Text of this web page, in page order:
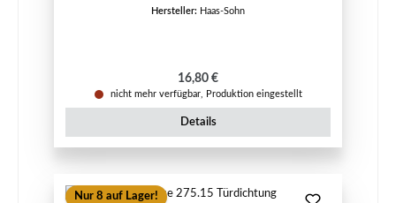
Hersteller: Haas-Sohn
Regulärer Preis:
16,80 €
nicht mehr verfügbar, Produktion eingestellt
Details
Nur 8 auf Lager!